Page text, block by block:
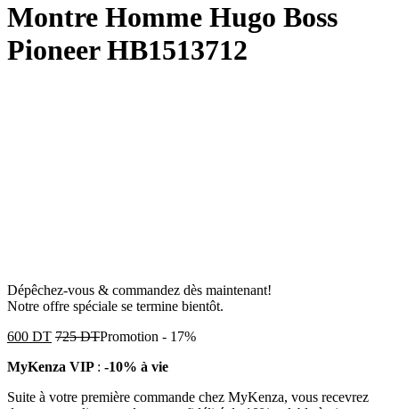
Montre Homme Hugo Boss
Pioneer HB1513712
Dépêchez-vous & commandez dès maintenant!
Notre offre spéciale se termine bientôt.
600 DT 725DTPromotion - 17%
MyKenza VIP : -10% à vie
Suite à votre première commande chez MyKenza, vous recevrez